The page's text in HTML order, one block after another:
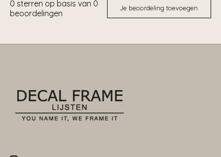
0 sterren op basis van 0
beoordelingen
Je beoordeling toevoegen